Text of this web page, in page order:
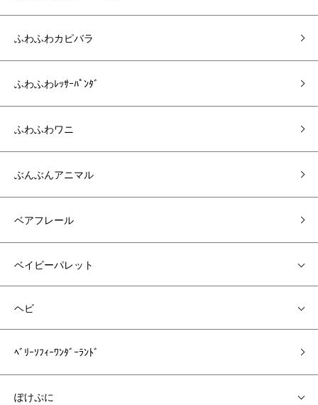
ふわふわカピバラ
ふわふわﾚｯｻｰﾊﾟﾝﾀﾞ
ふわふわワニ
ぶんぶんアニマル
ベアフレール
ベイビーパレット
ヘビ
ﾍﾞﾘｰｿﾌｨｰﾜﾝﾀﾞｰﾗﾝﾄﾞ
ぽけぷに